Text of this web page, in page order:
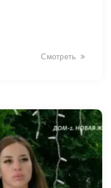
Смотреть